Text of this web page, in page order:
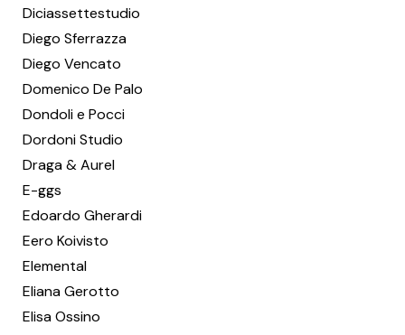
Diciassettestudio
Diego Sferrazza
Diego Vencato
Domenico De Palo
Dondoli e Pocci
Dordoni Studio
Draga & Aurel
E-ggs
Edoardo Gherardi
Eero Koivisto
Elemental
Eliana Gerotto
Elisa Ossino